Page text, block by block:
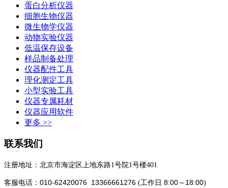
蛋白分析仪器
细胞生物仪器
微生物学仪器
动物实验仪器
低温保存设备
样品制备处理
仪器配件工具
理化测定工具
小型实验工具
仪器专属耗材
仪器应用软件
更多 >>
联系我们
注册地址：北京市海淀区上地东路1号院1号楼401
客服电话： 010-62420076 13366661276 (工作日 8:00～18:00)